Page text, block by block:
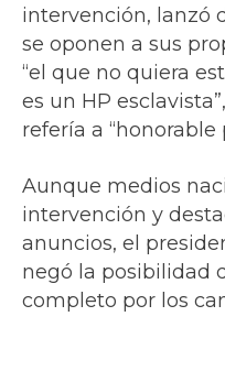
intervención, lanzó
se oponen a sus
“el que no quiera
es un HP
refería a “honorable
Aunque medios
intervención y
anuncios, el
negó la posibilidad
completo por los